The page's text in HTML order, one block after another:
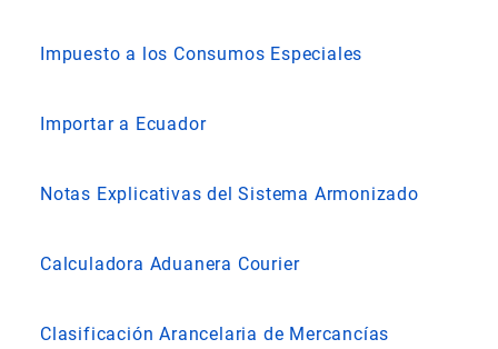
Impuesto a los Consumos Especiales
Importar a Ecuador
Notas Explicativas del Sistema Armonizado
Calculadora Aduanera Courier
Clasificación Arancelaria de Mercancías